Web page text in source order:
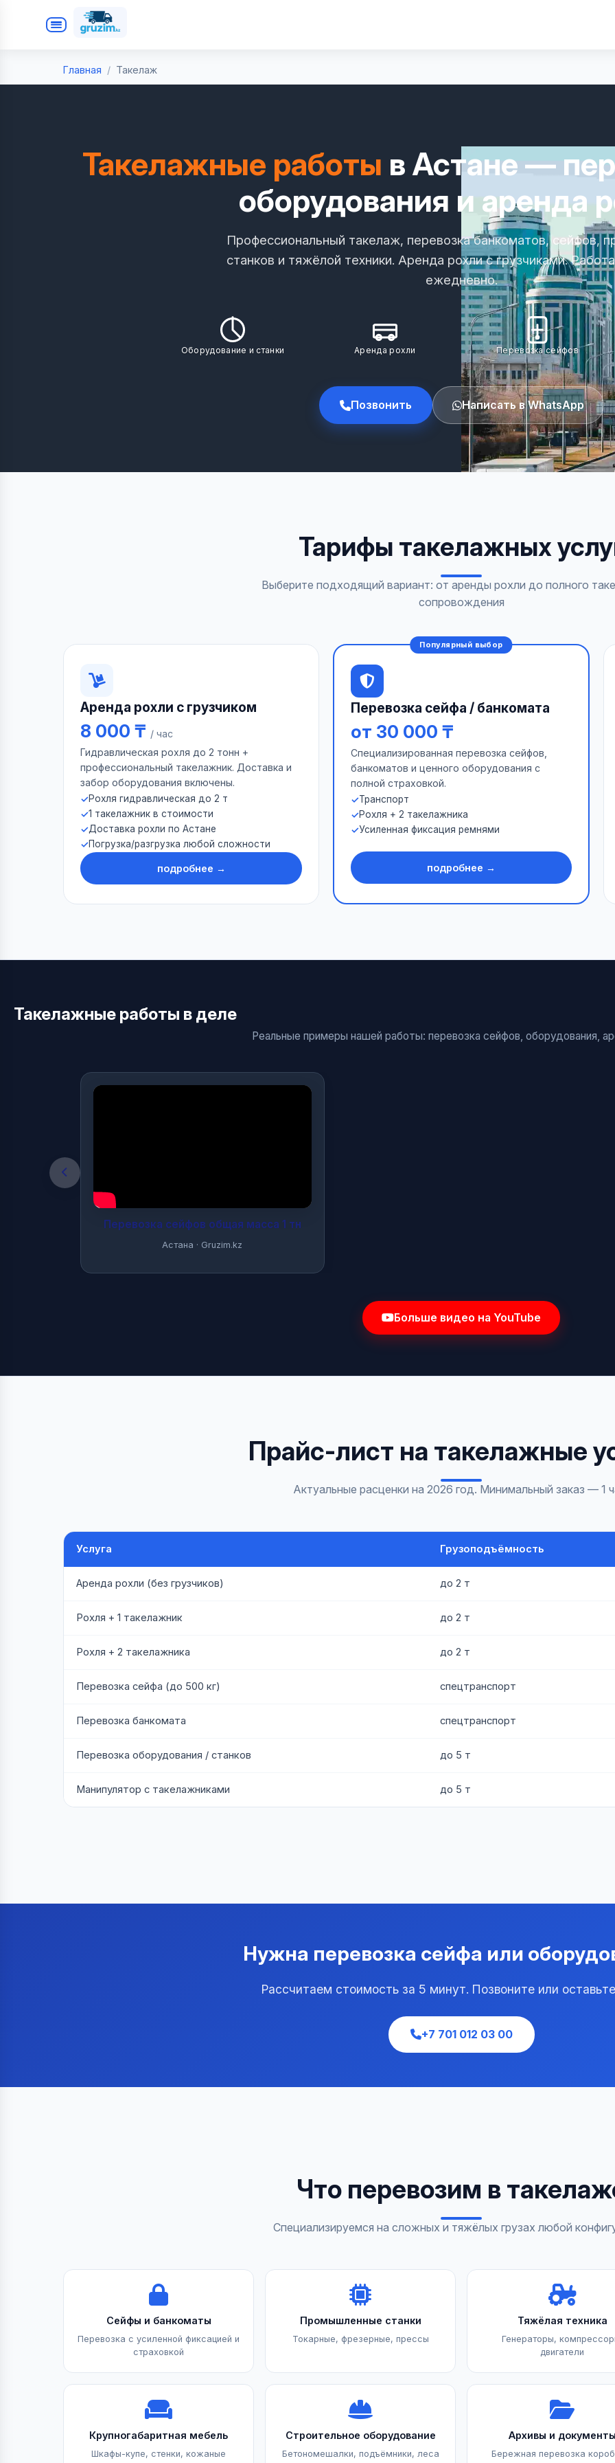
Главная Такелаж
Такелажные работы в Астане —
оборудования и аренда
Профессиональный такелаж, перевозка банкоматов, сейфов,
станков и тяжёлой техники. Аренда рохли с грузчиками.
ежедневно.
Оборудование и станки Аренда рохли Перевозка сейфов
Позвонить Написать в WhatsApp
Тарифы такелажных
Выберите подходящий вариант: от аренды рохли до полного
сопровождения
Аренда рохли с грузчиком
8 000 ₸ / час
Гидравлическая рохля до 2 тонн +
профессиональный такелажник. Доставка и
забор оборудования включены.
Рохля гидравлическая до 2 т
1 такелажник в стоимости
Доставка рохли по Астане
Погрузка/разгрузка любой сложности
подробнее →
Популярный выбор
Перевозка сейфа / банкомата
от 30 000 ₸
Специализированная перевозка сейфов,
банкоматов и ценного оборудования с
полной страховкой.
Транспорт
Рохля + 2 такелажника
Усиленная фиксация ремнями
подробнее →
Такелажные работы в деле
Реальные примеры нашей работы: перевозка сейфов, оборудования,
Перевозка сейфов общая масса 1 тн
Астана · Gruzim.kz
Больше видео на YouTube
Прайс-лист на такелажные
Актуальные расценки на 2026 год. Минимальный заказ — 1
Услуга Грузоподъёмность
Аренда рохли (без грузчиков) до 2 т
Рохля + 1 такелажник до 2 т
Рохля + 2 такелажника до 2 т
Перевозка сейфа (до 500 кг) спецтранспорт
Перевозка банкомата спецтранспорт
Перевозка оборудования / станков до 5 т
Манипулятор с такелажниками до 5 т
Нужна перевозка сейфа или
Рассчитаем стоимость за 5 минут. Позвоните или
+7 701 012 03 00
Что перевозим в
Специализируемся на сложных и тяжёлых грузах любой
Сейфы и банкоматы
Перевозка с усиленной фиксацией и
страховкой
Промышленные станки
Токарные, фрезерные, прессы
Тяжёлая техника
Генераторы,
двигатели
Крупногабаритная мебель
Шкафы-купе, стенки, кожаные
Строительное оборудование
Бетономешалки, подъёмники, леса
Архивы и документы
Бережная перевозка